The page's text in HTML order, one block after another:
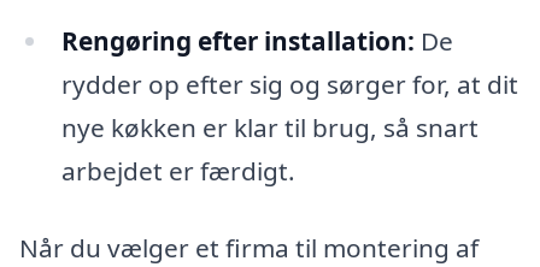
Rengøring efter installation: De
rydder op efter sig og sørger for, at dit
nye køkken er klar til brug, så snart
arbejdet er færdigt.
Når du vælger et firma til montering af